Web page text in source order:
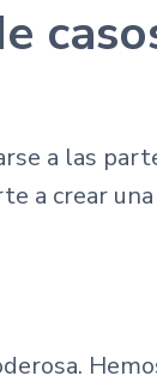
a las
a crear